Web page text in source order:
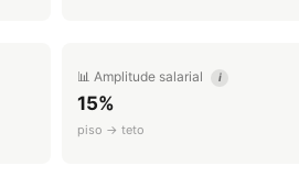
📊 Amplitude salarial i
15%
piso → teto